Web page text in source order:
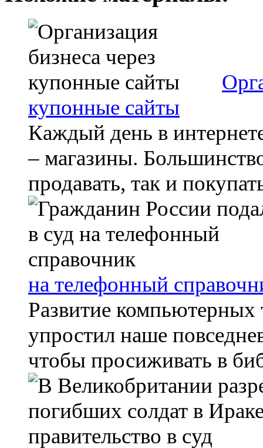
купонные сайты
Каждый день в
– магазины.
продавать, так и
на телефонный
Развитие компьютерных
упростил наше
чтобы просиживать в